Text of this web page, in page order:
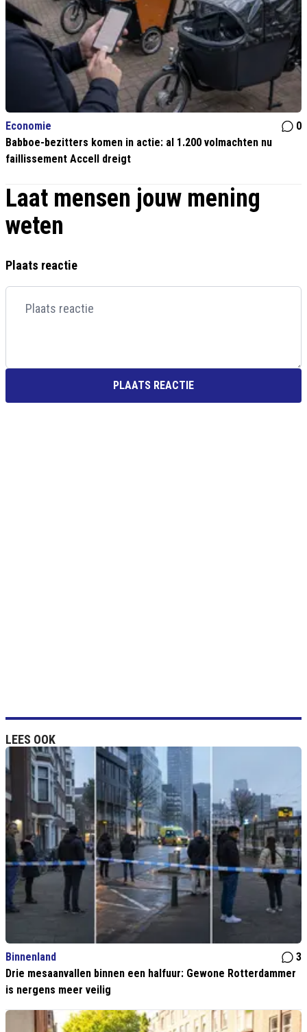
Economie
0
Babboe-bezitters komen in actie: al 1.200 volmachten nu
faillissement Accell dreigt
Laat mensen jouw mening
weten
Plaats reactie
PLAATS REACTIE
LEES OOK
Binnenland
3
Drie mesaanvallen binnen een halfuur: Gewone Rotterdammer
is nergens meer veilig